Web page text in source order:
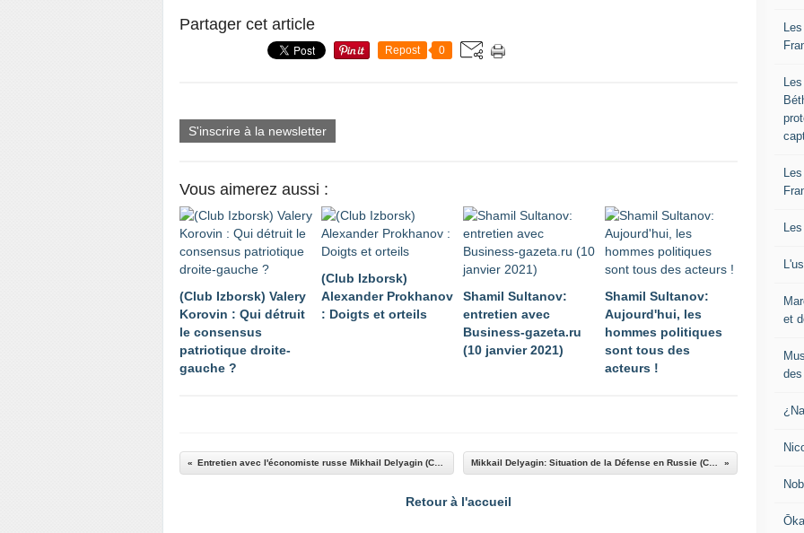
Partager cet article
Repost 0
S'inscrire à la newsletter
Vous aimerez aussi :
(Club Izborsk) Valery
Korovin : Qui détruit
le consensus
patriotique droite-
gauche ?
(Club Izborsk)
Alexander Prokhanov
: Doigts et orteils
Shamil Sultanov:
entretien avec
Business-gazeta.ru
(10 janvier 2021)
Shamil Sultanov:
Aujourd'hui, les
hommes politiques
sont tous des
acteurs !
Mikkail Delyagin: Situation de la Défense en Russie (Club d'Izborsk, 14 octobre 2020)
Retour à l'accueil
et
des